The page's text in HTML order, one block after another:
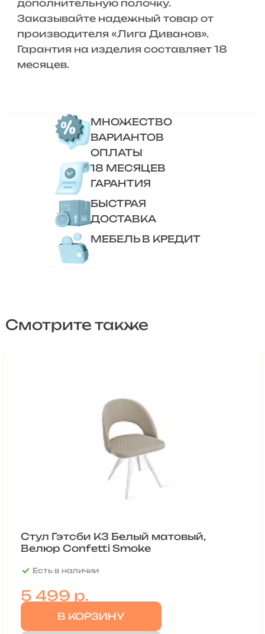
дополнительную полочку.
Заказывайте надежный товар от
производителя «Лига Диванов».
Гарантия на изделия составляет 18
месяцев.
МНОЖЕСТВО
ВАРИАНТОВ
ОПЛАТЫ
18 МЕСЯЦЕВ
ГАРАНТИЯ
БЫСТРАЯ
ДОСТАВКА
МЕБЕЛЬ В КРЕДИТ
Смотрите также
Стул Гэтсби К3 Белый матовый,
Велюр Confetti Smoke
Есть в наличии
5 499 р.
В КОРЗИНУ